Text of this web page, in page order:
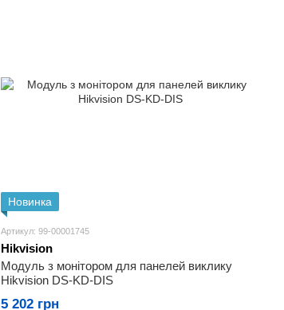
Новинка
Артикул: 99-00001745
Hikvision
Модуль з монітором для панелей виклику
Hikvision DS-KD-DIS
5 202 грн